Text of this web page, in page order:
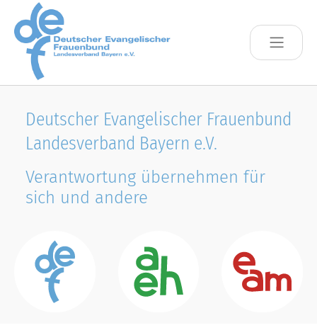
Skip to main content
Deutscher Evangelischer Frauenbund
Landesverband Bayern e.V.
Verantwortung übernehmen für
sich und andere